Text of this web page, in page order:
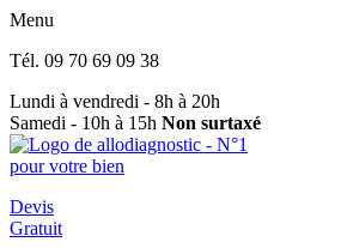
Menu
Tél. 09 70 69 09 38
Lundi à vendredi - 8h à 20h
Samedi - 10h à 15h Non surtaxé
Devis
Gratuit